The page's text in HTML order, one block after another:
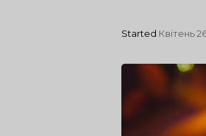
Started Квітень